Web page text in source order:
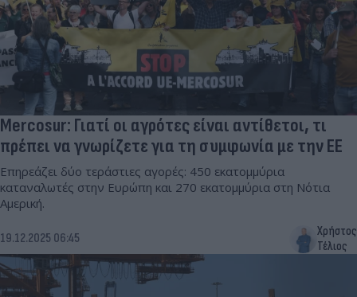
Mercosur: Γιατί οι αγρότες είναι αντίθετοι, τι
πρέπει να γνωρίζετε για τη συμφωνία με την ΕΕ
Επηρεάζει δύο τεράστιες αγορές: 450 εκατομμύρια
καταναλωτές στην Ευρώπη και 270 εκατομμύρια στη Νότια
Αμερική.
19.12.2025 06:45
Χρήστος
Τέλιος